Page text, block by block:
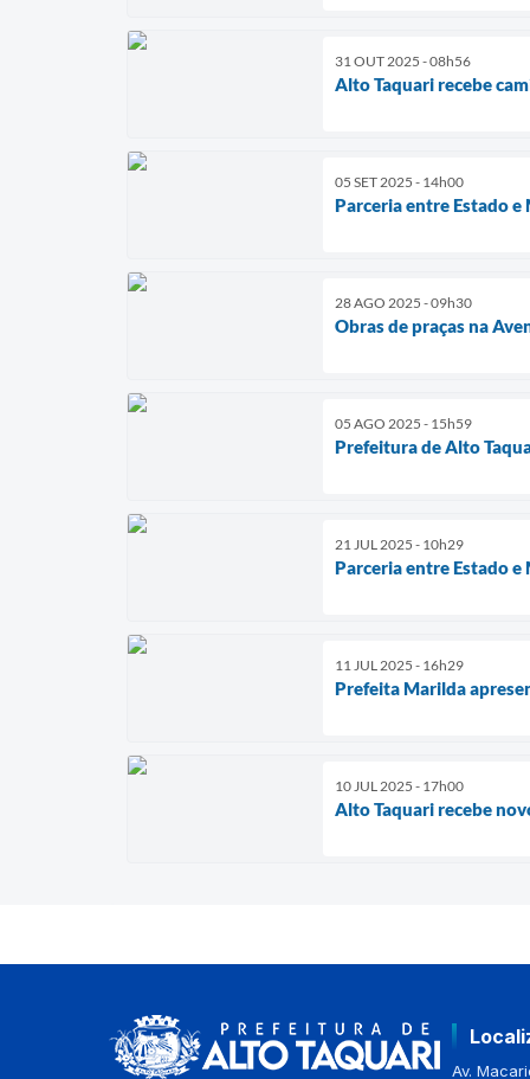
31 OUT 2025 - 08h56
Alto Taquari recebe
05 SET 2025 - 14h00
Parceria entre Estado
28 AGO 2025 - 09h30
Obras de praças na
05 AGO 2025 - 15h59
Prefeitura de Alto
21 JUL 2025 - 10h29
Parceria entre Estado
11 JUL 2025 - 16h29
Prefeita Marilda
10 JUL 2025 - 17h00
Alto Taquari recebe
Av.